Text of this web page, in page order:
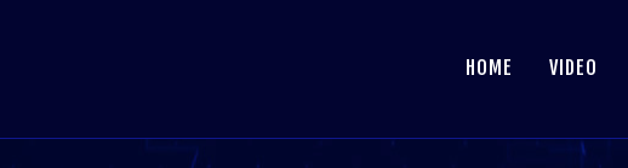
HOME VIDEO